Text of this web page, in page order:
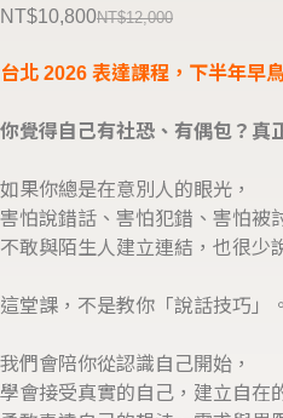
NT$12,000
NT$10,800
台北 2026 表達課程，下半年早
你覺得自己有社恐、有偶包？真
如果你總是在意別人的眼光，
害怕說錯話、害怕犯錯、害怕被
不敢與陌生人建立連結，也很少
這堂課，不是教你「說話技巧」。
我們會陪你從認識自己開始，
學會接受真實的自己，建立自在